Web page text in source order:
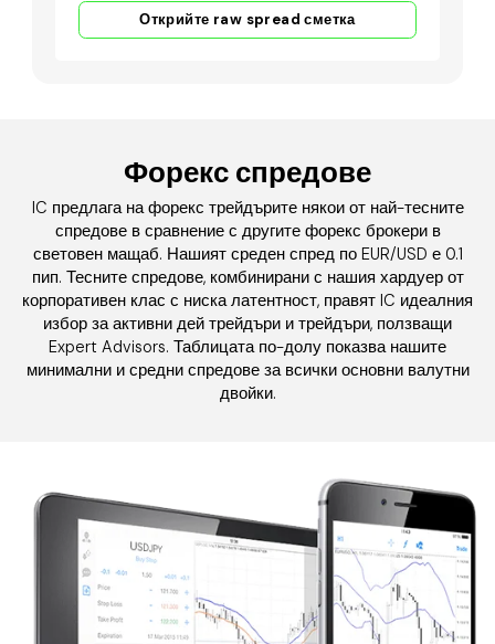
Открийте raw spread сметка
Форекс спредове
IC предлага на форекс трейдърите някои от най-тесните
спредове в сравнение с другите форекс брокери в
световен мащаб. Нашият среден спред по EUR/USD е 0.1
пип. Тесните спредове, комбинирани с нашия хардуер от
корпоративен клас с ниска латентност, правят IC идеалния
избор за активни дей трейдъри и трейдъри, ползващи
Expert Advisors. Таблицата по-долу показва нашите
минимални и средни спредове за всички основни валутни
двойки.